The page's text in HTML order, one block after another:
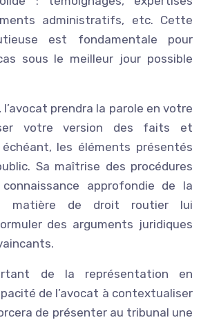
administratifs, etc. Cette
est fondamentale pour
sous le meilleur jour possible
l’avocat prendra la parole en votre
votre version des faits et
les éléments présentés
Sa maîtrise des procédures
approfondie de la
matière de droit routier lui
des arguments juridiques
de la représentation en
de l’avocat à contextualiser
de présenter au tribunal une